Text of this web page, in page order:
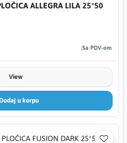
ALLEGRA LILA 25*50
Sa PDV-om
View
u korpu